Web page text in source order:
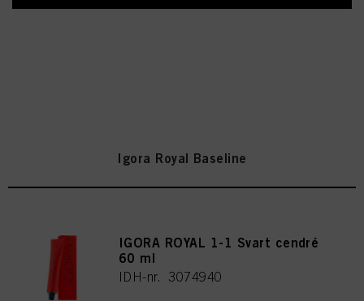
Igora Royal Baseline
IGORA ROYAL 1-1 Svart cendré
60 ml
IDH-nr. 3074940